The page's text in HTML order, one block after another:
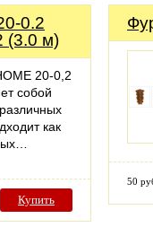
0.2
м)
20-0,2
собой
как
Купить
50